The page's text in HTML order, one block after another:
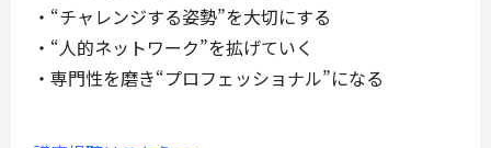
・“チャレンジする姿勢”を大切にする
・“人的ネットワーク”を拡げていく
・専門性を磨き“プロフェッショナル”になる